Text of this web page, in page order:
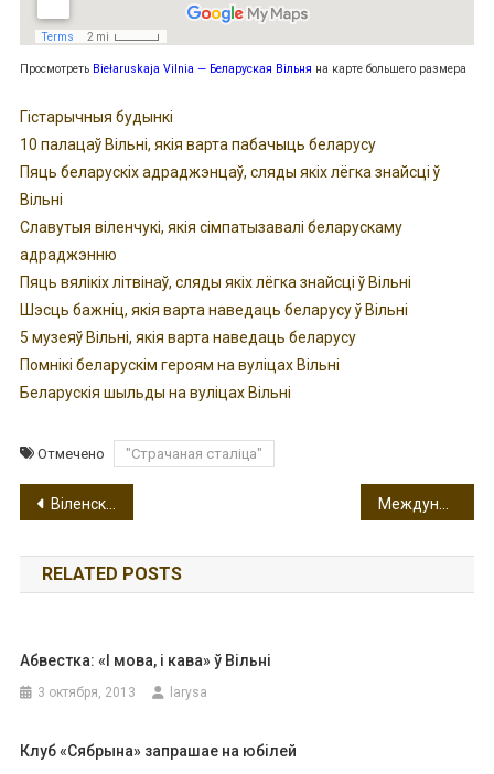
Просмотреть Biełaruskaja Vilnia — Беларуская Вільня на карте большего размера
Гістарычныя будынкі
10 палацаў Вільні, якія варта пабачыць беларусу
Пяць беларускіх адраджэнцаў, сляды якіх лёгка знайсці ў
Вільні
Славутыя віленчукі, якія сімпатызавалі беларускаму
адраджэнню
Пяць вялікіх літвінаў, сляды якіх лёгка знайсці ў Вільні
Шэсць бажніц, якія варта наведаць беларусу ў Вільні
5 музеяў Вільні, якія варта наведаць беларусу
Помнікі беларускім героям на вуліцах Вільні
Беларускія шыльды на вуліцах Вільні
Отмечено "Страчаная сталіца"
Навигация
по
записям
Віленскія выходныя з «Крамбамбуляй»
RELATED POSTS
Абвестка: «І мова, і кава» ў Вільні
3 октября, 2013 larysa
Клуб «Сябрына» запрашае на юбілей